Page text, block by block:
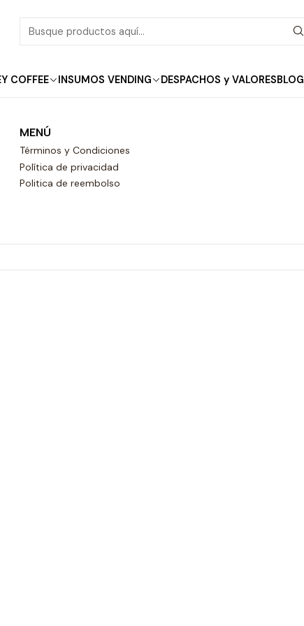
COFFEE INSUMOS VENDING DESPACHOS y VALORESBLOG
Inicio Solubles Insumos Vending
MENÚ
Términos y Condiciones
Política de privacidad
Politica de reembolso